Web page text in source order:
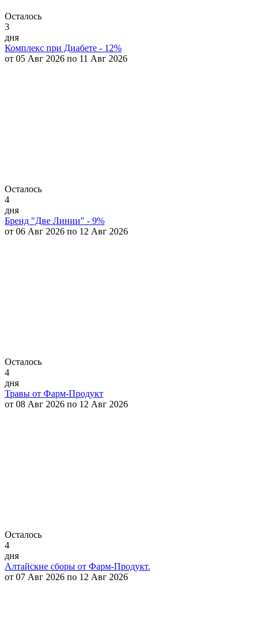
Осталось
3
дня
Комплекс при Диабете - 12%
от 05 Авг 2026 по 11 Авг 2026
Осталось
4
дня
Бренд "Две Линии" - 9%
от 06 Авг 2026 по 12 Авг 2026
Осталось
4
дня
Травы от Фарм-Продукт
от 08 Авг 2026 по 12 Авг 2026
Осталось
4
дня
Алтайские сборы от Фарм-Продукт.
от 07 Авг 2026 по 12 Авг 2026